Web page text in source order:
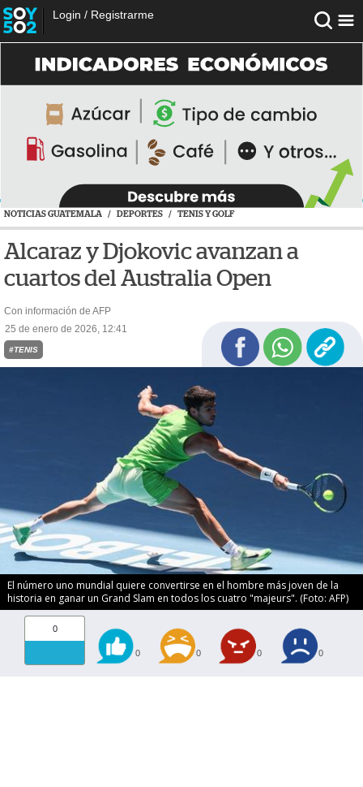
Login / Registrarme
NOTICIAS GUATEMALA / DEPORTES / TENIS Y GOLF
Alcaraz y Djokovic avanzan a
cuartos del Australia Open
Con información de AFP
25 de enero de 2026, 12:41
#TENIS
El número uno mundial quiere convertirse en el hombre más joven de la
historia en ganar un Grand Slam en todos los cuatro "majeurs". (Foto: AFP)
0
0 0 0 0